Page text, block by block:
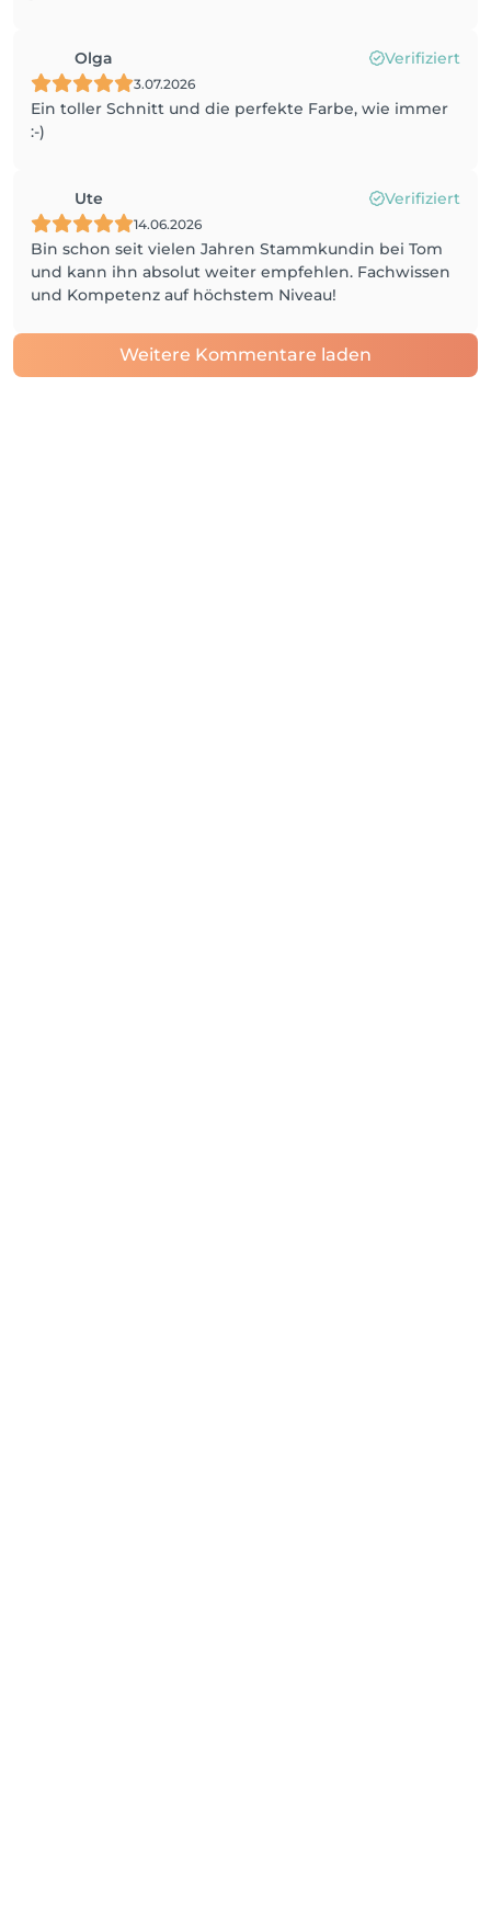
Olga Verifiziert
3.07.2026
Ein toller Schnitt und die perfekte Farbe, wie immer
:-)
Ute Verifiziert
14.06.2026
Bin schon seit vielen Jahren Stammkundin bei Tom
und kann ihn absolut weiter empfehlen. Fachwissen
und Kompetenz auf höchstem Niveau!
Weitere Kommentare laden